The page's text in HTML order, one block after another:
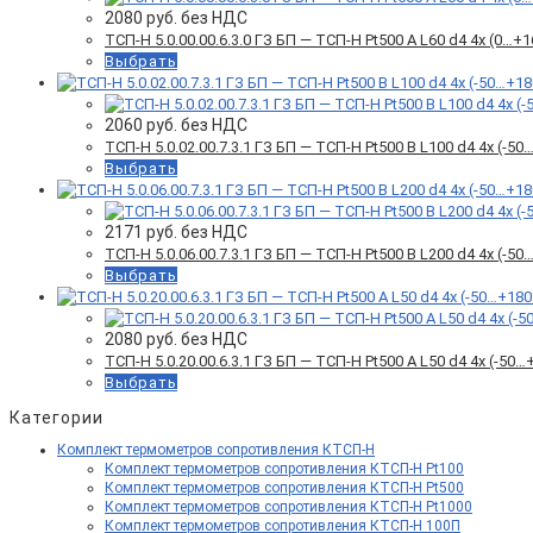
2080 руб. без НДС
ТСП-Н 5.0.00.00.6.3.0 ГЗ БП — ТСП-Н Pt500 A L60 d4 4x
Выбрать
2060 руб. без НДС
ТСП-Н 5.0.02.00.7.3.1 ГЗ БП — ТСП-Н Pt500 B L100 d4 4x (-
Выбрать
2171 руб. без НДС
ТСП-Н 5.0.06.00.7.3.1 ГЗ БП — ТСП-Н Pt500 B L200 d4 4x (-
Выбрать
2080 руб. без НДС
ТСП-Н 5.0.20.00.6.3.1 ГЗ БП — ТСП-Н Pt500 A L50 d4 4x (-
Выбрать
Категории
Комплект термометров сопротивления КТСП-Н
Комплект термометров сопротивления КТСП-Н Pt100
Комплект термометров сопротивления КТСП-Н Pt500
Комплект термометров сопротивления КТСП-Н Pt1000
Комплект термометров сопротивления КТСП-Н 100П